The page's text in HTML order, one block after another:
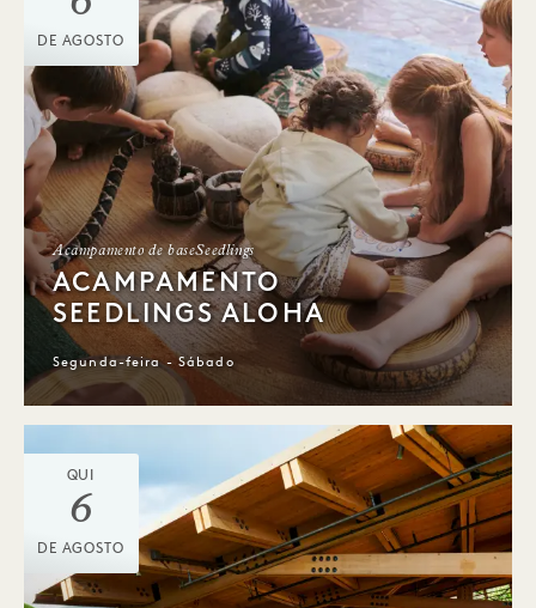
DE AGOSTO
Acampamento de baseSeedlings
ACAMPAMENTO
SEEDLINGS ALOHA
Segunda-feira - Sábado
QUI
6
DE AGOSTO